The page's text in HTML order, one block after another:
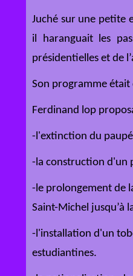
Juché sur une petite
il haranguait les
présidentielles et de
Son programme était
Ferdinand lop
-l'extinction du
-la construction d'un
-le prolongement de
Saint-Michel jusqu’à
-l'installation d'un
estudiantines.